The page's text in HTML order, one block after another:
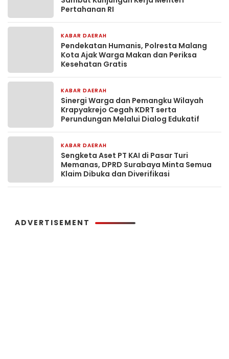
Pertahanan RI
KABAR DAERAH
Pendekatan Humanis, Polresta Malang
Kota Ajak Warga Makan dan Periksa
Kesehatan Gratis
KABAR DAERAH
Sinergi Warga dan Pemangku Wilayah
Krapyakrejo Cegah KDRT serta
Perundungan Melalui Dialog Edukatif
KABAR DAERAH
Sengketa Aset PT KAI di Pasar Turi
Memanas, DPRD Surabaya Minta Semua
Klaim Dibuka dan Diverifikasi
ADVERTISEMENT